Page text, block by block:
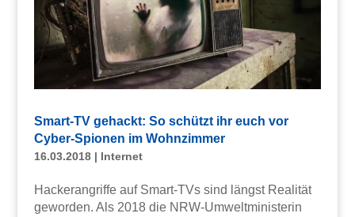
Smart-TV gehackt: So schützt ihr euch vor
Cyber-Spionen im Wohnzimmer
16.03.2018| Internet
Hackerangriffe auf Smart-TVs sind längst Realität
geworden. Als 2018 die NRW-Umweltministerin